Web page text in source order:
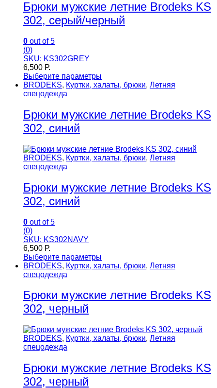
Брюки мужские летние Brodeks KS
302, серый/черный
0 out of 5
(0)
SKU: KS302GREY
6,500 Р.
Выберите параметры
BRODEKS, Куртки, халаты, брюки, Летняя
спецодежда
Брюки мужские летние Brodeks KS
302, синий
BRODEKS, Куртки, халаты, брюки, Летняя
спецодежда
Брюки мужские летние Brodeks KS
302, синий
0 out of 5
(0)
SKU: KS302NAVY
6,500 Р.
Выберите параметры
BRODEKS, Куртки, халаты, брюки, Летняя
спецодежда
Брюки мужские летние Brodeks KS
302, черный
BRODEKS, Куртки, халаты, брюки, Летняя
спецодежда
Брюки мужские летние Brodeks KS
302, черный